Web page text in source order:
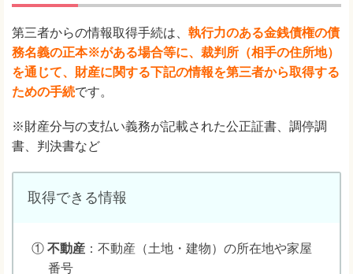
第三者からの情報取得手続は、 執行力のある金銭債権の債
務名義の正本※がある場合等に、裁判所（相手の住所地）
を通じて、財産に関する下記の情報を第三者から取得する
ための手続です。
※財産分与の支払い義務が記載された公正証書、調停調
書、判決書など
取得できる情報
①不動産 ：不動産（土地・建物）の所在地や家屋
番号